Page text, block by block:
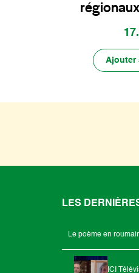
Ajouter
LES
Le poème en
ICI